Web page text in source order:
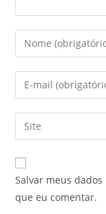
Digite
seu
nome
ou
de
usuário
para
comentar
Digite
seu
endereço
de
mail
para
comentar
Digite
o
URL
do
site
Salvar meus
que eu comentar.